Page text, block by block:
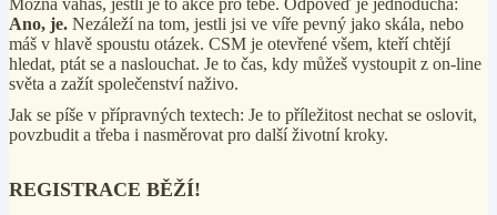
Možná váháš, jestli je to akce pro tebe. Odpověď je jednoduchá:
Ano, je. Nezáleží na tom, jestli jsi ve víře pevný jako skála, nebo
máš v hlavě spoustu otázek. CSM je otevřené všem, kteří chtějí
hledat, ptát se a naslouchat. Je to čas, kdy můžeš vystoupit z on-line
světa a zažít společenství naživo.
Jak se píše v přípravných textech: Je to příležitost nechat se oslovit,
povzbudit a třeba i nasměrovat pro další životní kroky.
REGISTRACE BĚŽÍ!